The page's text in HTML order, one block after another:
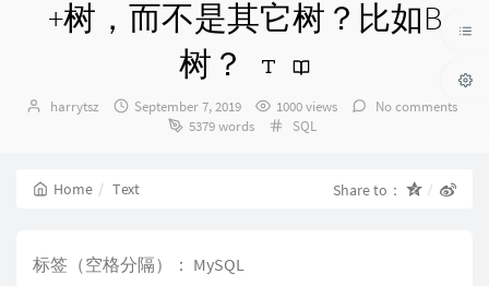
+树，而不是其它树？比如B
树？
Author：
harrytsz
发
September 7, 2019 1000 views
No comments
5379 words
Categories：
SQL
Home Text Share to：
标签（空格分隔）： MySQL